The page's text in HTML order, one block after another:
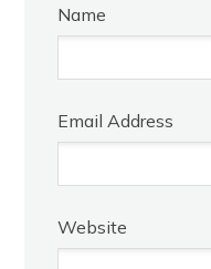
Name
Email Address
Website